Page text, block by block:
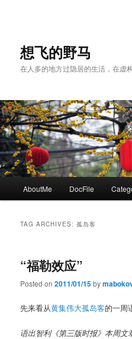
content
content想飞的野马
在人多的地方过隐居的生活，在虚
AboutMe DocFile
TAG ARCHIVES:孤岛客
“福勒效应”
Posted on2011/01/15by
先来看从黄集伟大孤岛客的一周
语出智利《第三版时报》本周